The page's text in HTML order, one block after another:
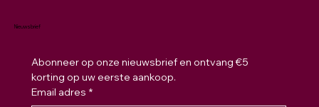
Nieuwsbrief
Abonneer op onze nieuwsbrief en ontvang €5
korting op uw eerste aankoop.
Email adres *